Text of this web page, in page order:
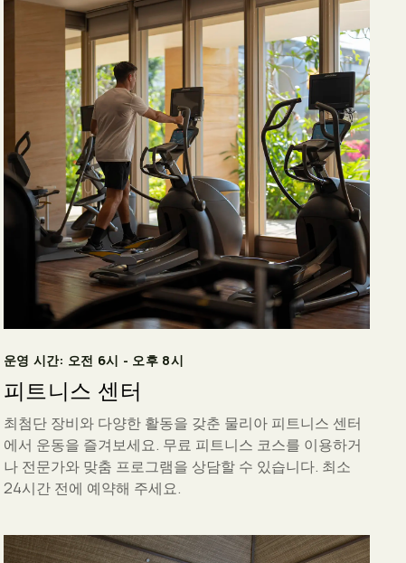
운영 시간: 오전 6시 - 오후 8시
피트니스 센터
최첨단 장비와 다양한 활동을 갖춘 물리아 피트니스 센터
에서 운동을 즐겨보세요. 무료 피트니스 코스를 이용하거
나 전문가와 맞춤 프로그램을 상담할 수 있습니다. 최소
24시간 전에 예약해 주세요.